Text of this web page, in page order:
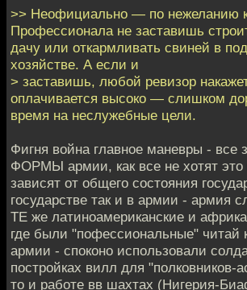
>> Неофициально — по нежеланию
Профессионала не заставишь
дачу или откармливать свиней в
хозяйстве. А если и
> заставишь, любой ревизор
оплачивается высоко — слишком
время на неслужебные цели.
Фигня война главное маневры - все
ФОРМЫ армии, как все не хотят это
зависят от общего состояния
государстве так и в армии - армия
ТЕ же латиноамериканские и
где были "пофессиональные" читай
армии - споконо использовали
постройках вилл для "полковников-
то и работе вв шахтах (Нигерия-